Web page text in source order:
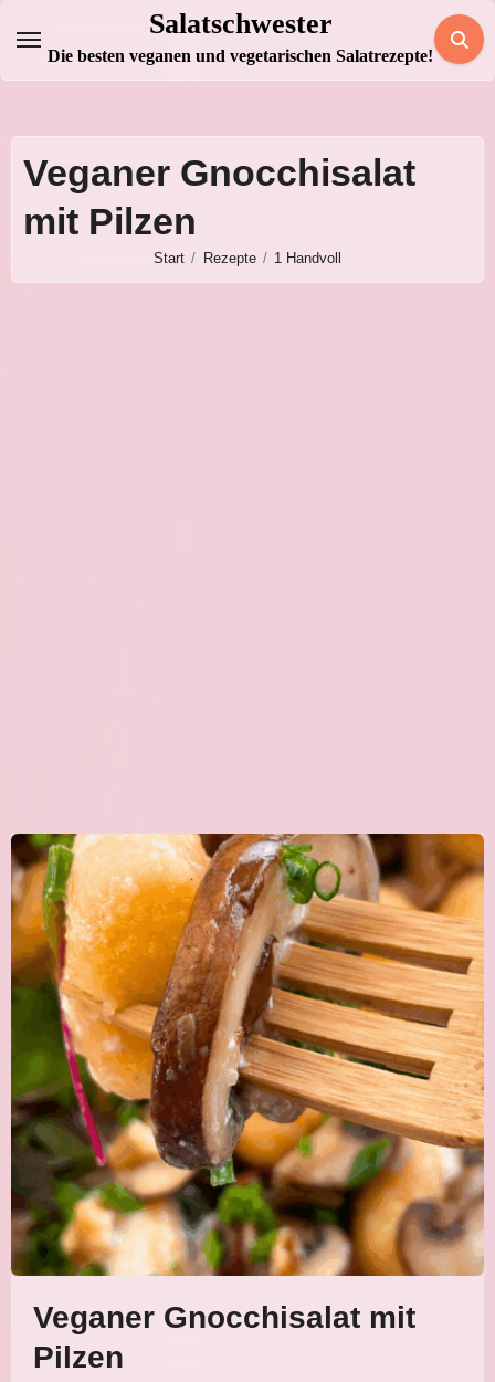
Inhalt
springen
Salatschwester
Die besten veganen und vegetarischen Salatrezepte!
Veganer Gnocchisalat
mit Pilzen
Start Rezepte 1 Handvoll
Veganer Gnocchisalat mit
Pilzen